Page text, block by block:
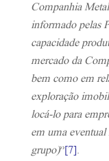
Companhia
informado pelas
capacidade
mercado da
bem como em
exploração
locá-lo para
em uma
grupo)”[7].